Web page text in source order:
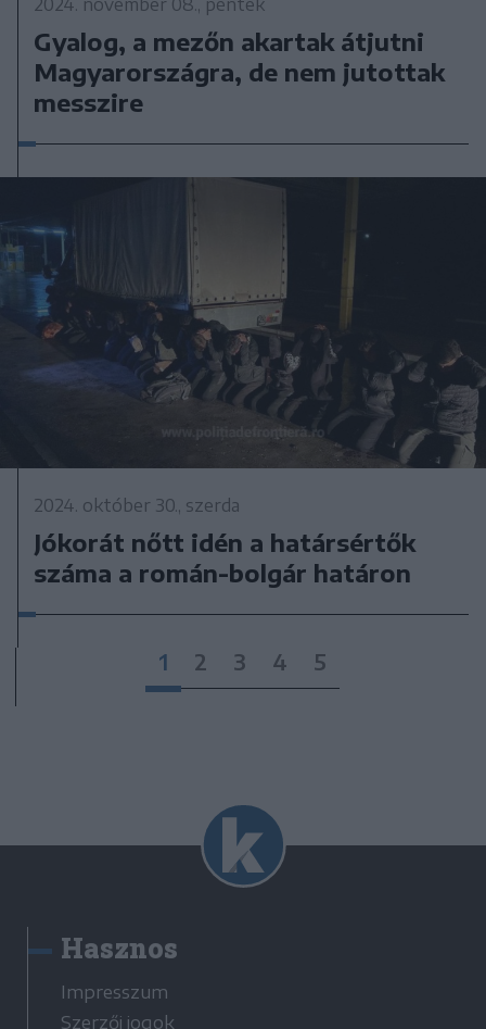
2024. november 08., péntek
Gyalog, a mezőn akartak átjutni
Magyarországra, de nem jutottak
messzire
2024. október 30., szerda
Jókorát nőtt idén a határsértők
száma a román-bolgár határon
1 2 3 4 5
Hasznos
Impresszum
Szerzői jogok